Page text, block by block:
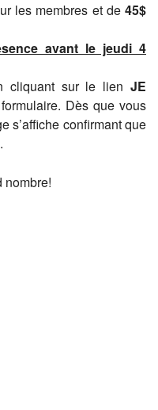
les membres et de 45$
avant le jeudi 4
cliquant sur le lien JE
Dès que vous
s’affiche confirmant que
nombre!